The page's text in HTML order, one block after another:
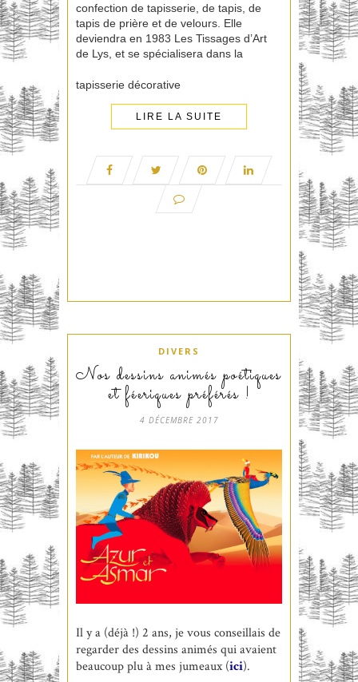
confection de tapisserie, de tapis, de
tapis de prière et de velours. Elle
deviendra en 1983 Les Tissages d’Art
de Lys, et se spécialisera dans la
tapisserie décorative
LIRE LA SUITE
DIVERS
Nos dessins animés poétiques
et féeriques préférés !
4 DÉCEMBRE 2017
Il y a (déjà !) 2 ans, je vous conseillais de
regarder des dessins animés qui avaient
beaucoup plu à mes jumeaux (ici).